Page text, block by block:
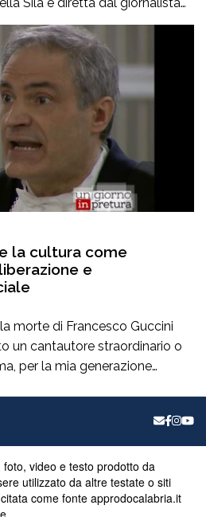
al 19 agosto porterà a
tra i più autorevoli
culturale e istituzionale
di Piazza […]
la cultura come
e
morte di Francesco Guccini
un cantautore straordinario o
per la mia generazione
culturale, uno di quei
a pensare prima ancora
video e testo prodotto da
utilizzato da altre testate o siti
come fonte approdocalabria.it